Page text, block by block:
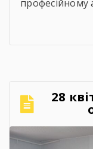
професійному
прийому 2026
навчально-
Коломієць. Для
проведено […]
28